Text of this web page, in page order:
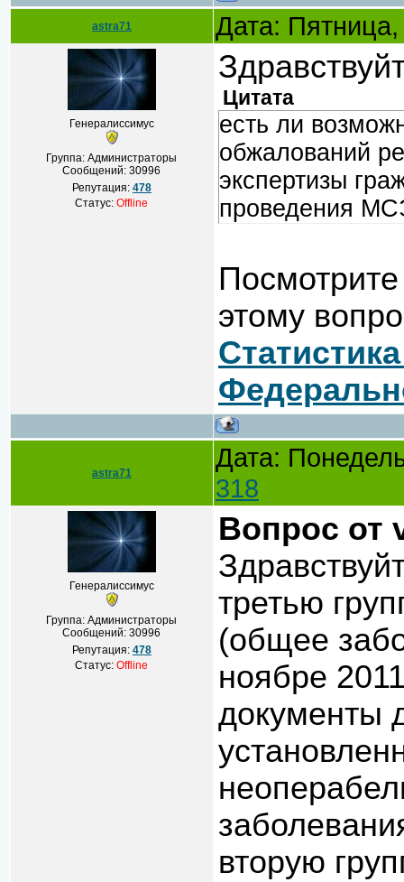
astra71 Дата:
Генералиссимус
Группа: Администраторы
Сообщений:30996
Репутация: 478
Статус:Offline
Цитата
есть ли
обжалований
экспертизы
проведения
этому
astra71
Дата:
318
Генералиссимус
Группа: Администраторы
Сообщений:30996
Репутация: 478
Статус:Offline
Вопрос от
третью
(общее
ноябре
документы
вторую